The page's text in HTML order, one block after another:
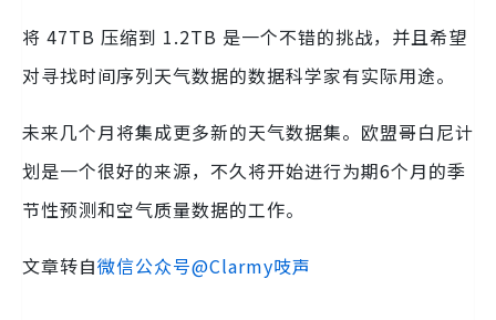
将 47TB 压缩到 1.2TB 是一个不错的挑战，并且希望
对寻找时间序列天气数据的数据科学家有实际用途。
未来几个月将集成更多新的天气数据集。欧盟哥白尼计
划是一个很好的来源，不久将开始进行为期6个月的季
节性预测和空气质量数据的工作。
文章转自微信公众号@Clarmy吱声